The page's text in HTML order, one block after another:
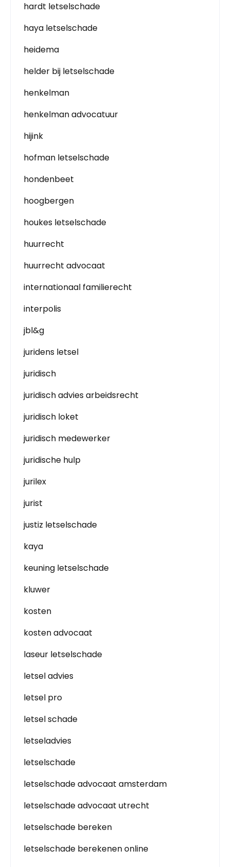
hardt letselschade
haya letselschade
heidema
helder bij letselschade
henkelman
henkelman advocatuur
hijink
hofman letselschade
hondenbeet
hoogbergen
houkes letselschade
huurrecht
huurrecht advocaat
internationaal familierecht
interpolis
jbl&g
juridens letsel
juridisch
juridisch advies arbeidsrecht
juridisch loket
juridisch medewerker
juridische hulp
jurilex
jurist
justiz letselschade
kaya
keuning letselschade
kluwer
kosten
kosten advocaat
laseur letselschade
letsel advies
letsel pro
letsel schade
letseladvies
letselschade
letselschade advocaat amsterdam
letselschade advocaat utrecht
letselschade bereken
letselschade berekenen online